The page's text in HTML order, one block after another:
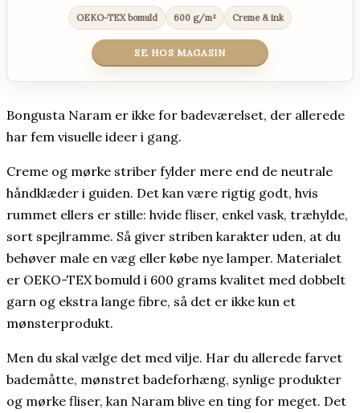
OEKO-TEX bomuld 600 g/m² Creme & ink
SE HOS MAGASIN
Bongusta Naram er ikke for badeværelset, der allerede
har fem visuelle ideer i gang.
Creme og mørke striber fylder mere end de neutrale
håndklæder i guiden. Det kan være rigtig godt, hvis
rummet ellers er stille: hvide fliser, enkel vask, træhylde,
sort spejlramme. Så giver striben karakter uden, at du
behøver male en væg eller købe nye lamper. Materialet
er OEKO-TEX bomuld i 600 grams kvalitet med dobbelt
garn og ekstra lange fibre, så det er ikke kun et
mønsterprodukt.
Men du skal vælge det med vilje. Har du allerede farvet
bademåtte, mønstret badeforhæng, synlige produkter
og mørke fliser, kan Naram blive en ting for meget. Det